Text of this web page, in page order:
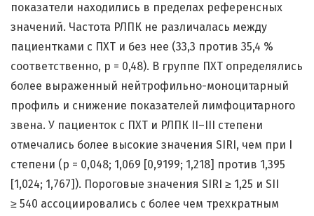
показатели находились в пределах референсных
значений. Частота РЛПК не различалась между
пациентками с ПХТ и без нее (33,3 против 35,4 %
соответственно, р = 0,48). В группе ПХТ определялись
более выраженный нейтрофильно-моноцитарный
профиль и снижение показателей лимфоцитарного
звена. У пациенток с ПХТ и РЛПК II–III степени
отмечались более высокие значения SIRI, чем при I
степени (р = 0,048; 1,069 [0,9199; 1,218] против 1,395
[1,024; 1,767]). Пороговые значения SIRI ≥ 1,25 и SII
≥ 540 ассоциировались с более чем трехкратным